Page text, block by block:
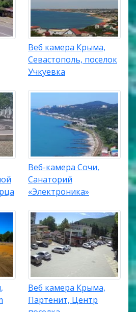
Веб камера Крыма,
Севастополь, поселок
Учкуевка
Веб-камера Сочи,
Санаторий
«Электроника»
Веб камера Крыма,
Партенит, Центр